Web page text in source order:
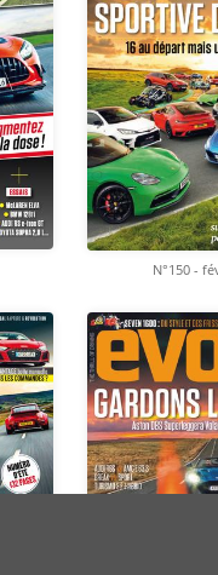
N°150 -